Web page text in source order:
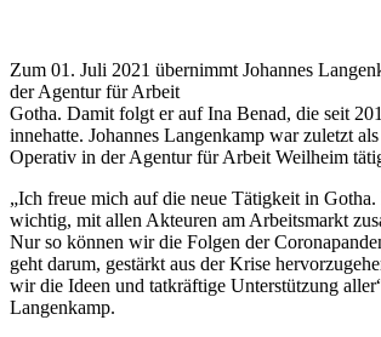
Zum 01. Juli 2021 übernimmt Johannes
der Agentur für Arbeit
Gotha. Damit folgt er auf Ina Benad, die seit
innehatte. Johannes Langenkamp war zuletzt
Operativ in der Agentur für Arbeit Weilheim
„Ich freue mich auf die neue Tätigkeit in Gotha.
wichtig, mit allen Akteuren am Arbeitsmarkt
Nur so können wir die Folgen der
geht darum, gestärkt aus der Krise
wir die Ideen und tatkräftige Unterstützung
Langenkamp.